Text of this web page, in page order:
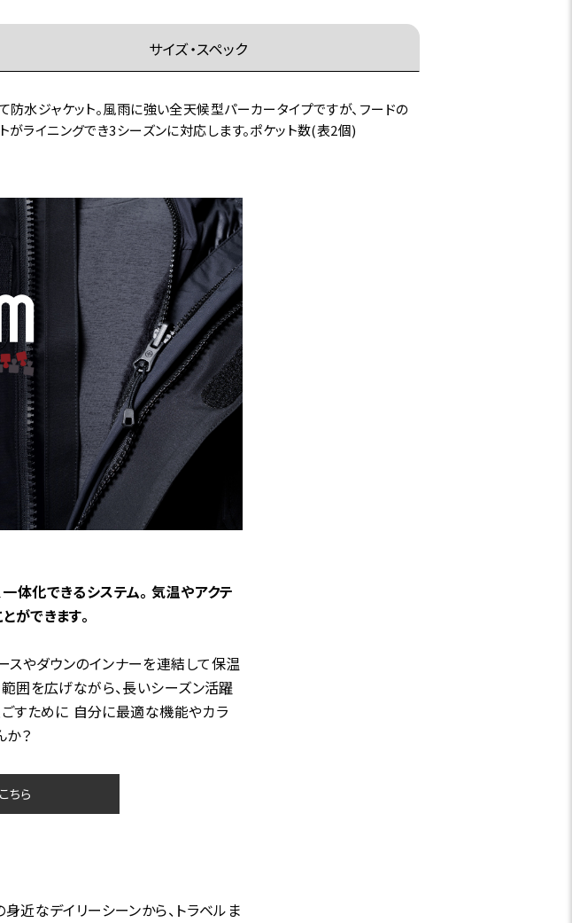
サイズ・スペック
水ジャケット。風雨に強い全天候型パーカータイプですが、フードの
がライニングでき3シーズンに対応します。ポケット数(表2個)
体化できるシステム。 気温やアクテ
ができます。
やダウンのインナーを連結して保温
囲を広げながら、長いシーズン活躍
すために―― 自分に最適な機能やカラ
？
ちら
近なデイリーシーンから、トラベルま